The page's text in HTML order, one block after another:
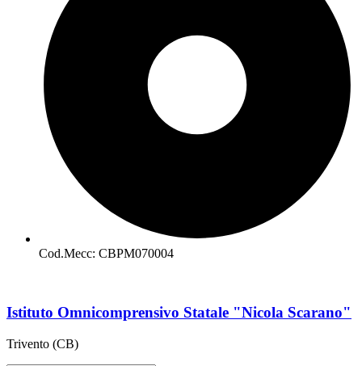
Cod.Mecc: CBPM070004
Istituto Omnicomprensivo Statale "Nicola Scarano"
Trivento (CB)